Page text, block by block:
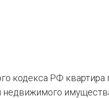
кодекса РФ